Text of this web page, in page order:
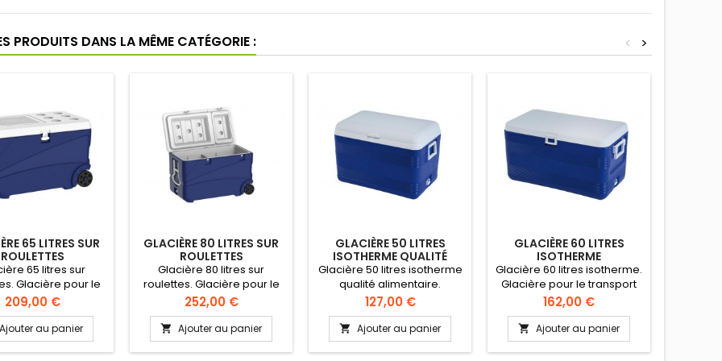
PRODUITS DANS LA MÊME CATÉGORIE : >
<
65 LITRES SUR
ROULETTES
65 litres sur
Glacière pour le
sûr et hygiénique
sensibles au
de
Construction
en polyéthylène
Prix
209,00 €
Ajouter au panier
GLACIÈRE 80 LITRES SUR
ROULETTES
Glacière 80 litres sur
roulettes. Glacière pour le
transport sûr et hygiénique
de produits sensibles au
changement de
température. Construction
solide en polyéthylène
Prix
252,00 €
 Ajouter au panier
GLACIÈRE 50 LITRES
ISOTHERME QUALITÉ
ALIMENTAIRE
Glacière 50 litres isotherme
qualité alimentaire.
Glacière pour le transport
sûr et hygiénique de
produits sensibles au
changement de
température. Construction
Prix
127,00 €
 Ajouter au panier
GLACIÈRE 60 LITRES
ISOTHERME
Glacière 60 litres isotherme.
Glacière pour le transport
sûr et hygiénique de
produits sensibles au
changement de
température. Construction
solide en polyéthylène
Prix
162,00 €
 Ajouter au panier